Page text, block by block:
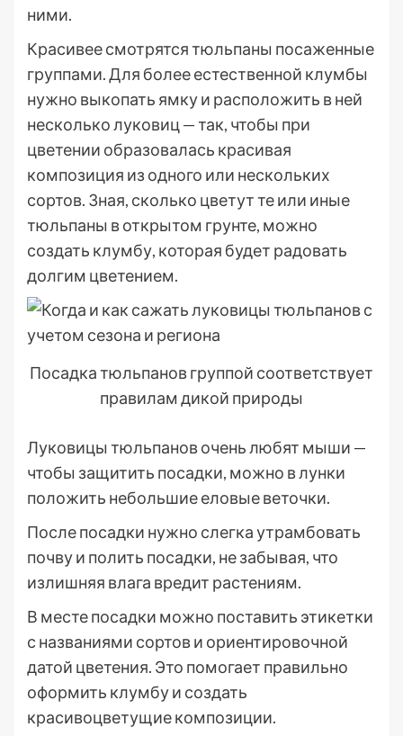
ними.
Красивее смотрятся тюльпаны посаженные
группами. Для более естественной клумбы
нужно выкопать ямку и расположить в ней
несколько луковиц — так, чтобы при
цветении образовалась красивая
композиция из одного или нескольких
сортов. Зная, сколько цветут те или иные
тюльпаны в открытом грунте, можно
создать клумбу, которая будет радовать
долгим цветением.
Посадка тюльпанов группой соответствует
правилам дикой природы
Луковицы тюльпанов очень любят мыши —
чтобы защитить посадки, можно в лунки
положить небольшие еловые веточки.
После посадки нужно слегка утрамбовать
почву и полить посадки, не забывая, что
излишняя влага вредит растениям.
В месте посадки можно поставить этикетки
с названиями сортов и ориентировочной
датой цветения. Это помогает правильно
оформить клумбу и создать
красивоцветущие композиции.